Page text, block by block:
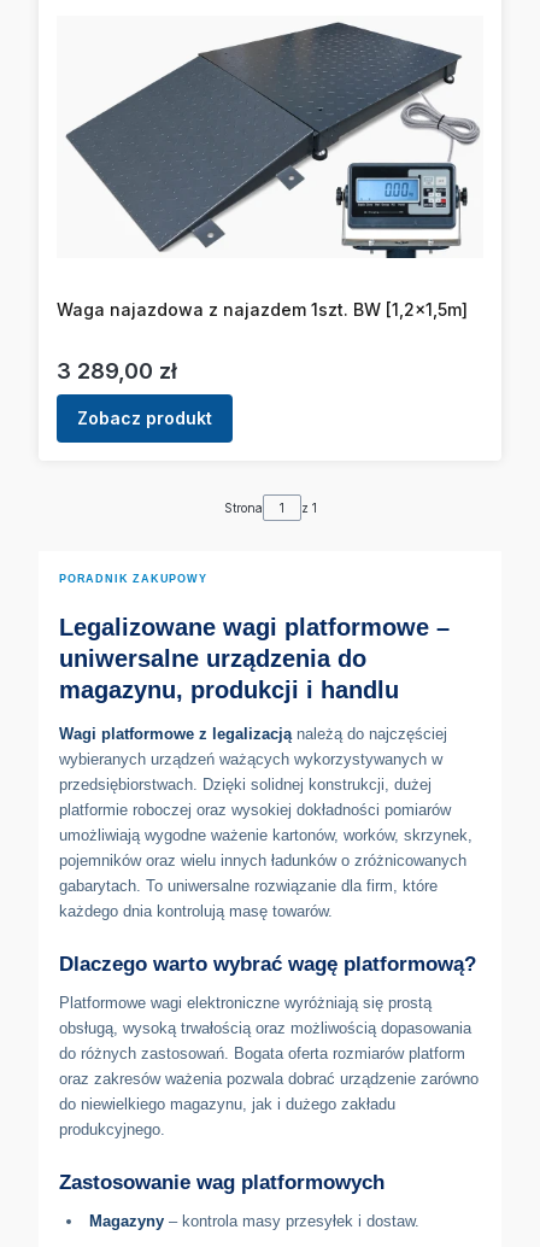
Waga najazdowa z najazdem 1szt. BW [1,2x1,5m]
Cena
3 289,00 zł
Zobacz produkt
Strona z 1
PORADNIK ZAKUPOWY
Legalizowane wagi platformowe –
uniwersalne urządzenia do
magazynu, produkcji i handlu
Wagi platformowe z legalizacją należą do najczęściej
wybieranych urządzeń ważących wykorzystywanych w
przedsiębiorstwach. Dzięki solidnej konstrukcji, dużej
platformie roboczej oraz wysokiej dokładności pomiarów
umożliwiają wygodne ważenie kartonów, worków, skrzynek,
pojemników oraz wielu innych ładunków o zróżnicowanych
gabarytach. To uniwersalne rozwiązanie dla firm, które
każdego dnia kontrolują masę towarów.
Dlaczego warto wybrać wagę platformową?
Platformowe wagi elektroniczne wyróżniają się prostą
obsługą, wysoką trwałością oraz możliwością dopasowania
do różnych zastosowań. Bogata oferta rozmiarów platform
oraz zakresów ważenia pozwala dobrać urządzenie zarówno
do niewielkiego magazynu, jak i dużego zakładu
produkcyjnego.
Zastosowanie wag platformowych
Magazyny – kontrola masy przesyłek i dostaw.